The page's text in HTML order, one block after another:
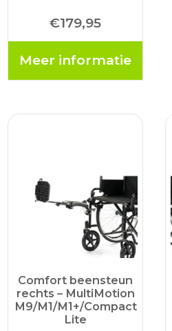
slechte doorbloeding?
Maak dan kennis met
oplossing: de
€179,95
Meer informatie
Comfort beensteun
rechts – MultiMotion
M9/M1/M1+/Compact
Lite